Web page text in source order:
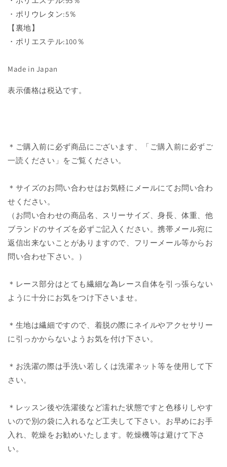
・ポリウレタン:5％
【裏地】
・ポリエステル:100％
Made in Japan
表示価格は税込です。
＊ご購入前に必ず商品にございます、「ご購入前に必ずご
一読ください」をご覧ください。
＊サイズのお問い合わせはお気軽にメールにてお問い合わ
せください。
（お問い合わせの商品名、スリーサイズ、身長、体重、他
ブランドのサイズを必ずご記入ください。携帯メール宛に
返信出来ないことがありますので、フリーメール等からお
問い合わせ下さい。）
＊レース部分はとても繊細な為レース自体を引っ張らない
ように十分にお気をつけ下さいませ。
＊生地は繊細ですので、着脱の際にネイルやアクセサリー
に引っかからないようお気を付け下さい。
＊お洗濯の際は手洗い若しくは洗濯ネット等を使用して下
さい。
＊レッスン後や洗濯後など濡れた状態ですと色移りしやす
いので別の袋に入れるなど工夫して下さい。お早めにお手
入れ、乾燥をお勧めいたします。乾燥機等は避けて下さ
い。